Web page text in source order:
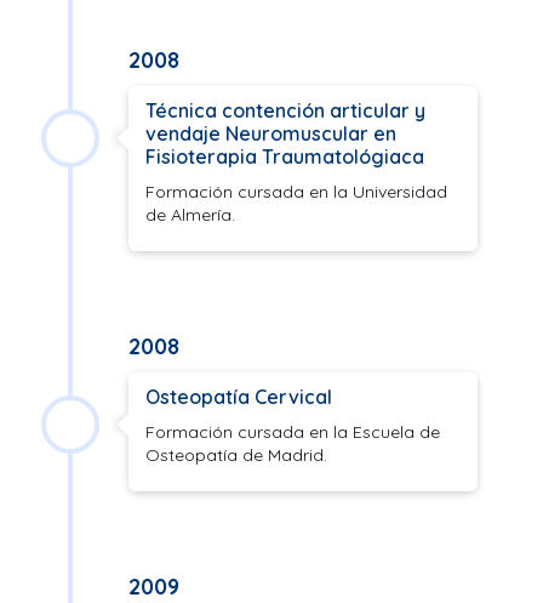
2008
Técnica contención articular y
vendaje Neuromuscular en
Fisioterapia Traumatológiaca
Formación cursada en la Universidad
de Almería.
2008
Osteopatía Cervical
Formación cursada en la Escuela de
Osteopatía de Madrid.
2009